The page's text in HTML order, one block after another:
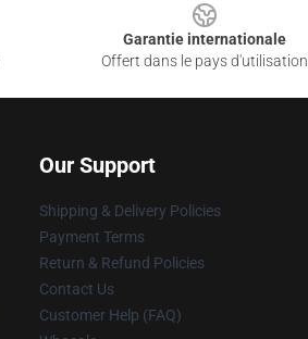
Garantie internationale
Offert dans le pays d'utilisation
Our Support
Shipping & Delivery Policies
Payment Terms
Return & Refund Policies
Contact Us
Customer Help (FAQ)